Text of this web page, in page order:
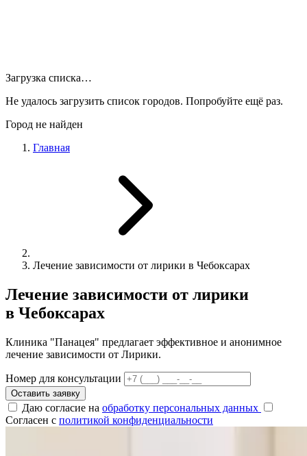
Загрузка списка…
Не удалось загрузить список городов. Попробуйте ещё раз.
Город не найден
Главная
Лечение зависимости от лирики в Чебоксарах
Лечение зависимости от лирики
в Чебоксарах
Клиника "Панацея" предлагает эффективное и анонимное
лечение зависимости от Лирики.
Номер для консультации
Оставить заявку
Даю согласие на обработку персональных данных
Согласен с политикой конфиденциальности